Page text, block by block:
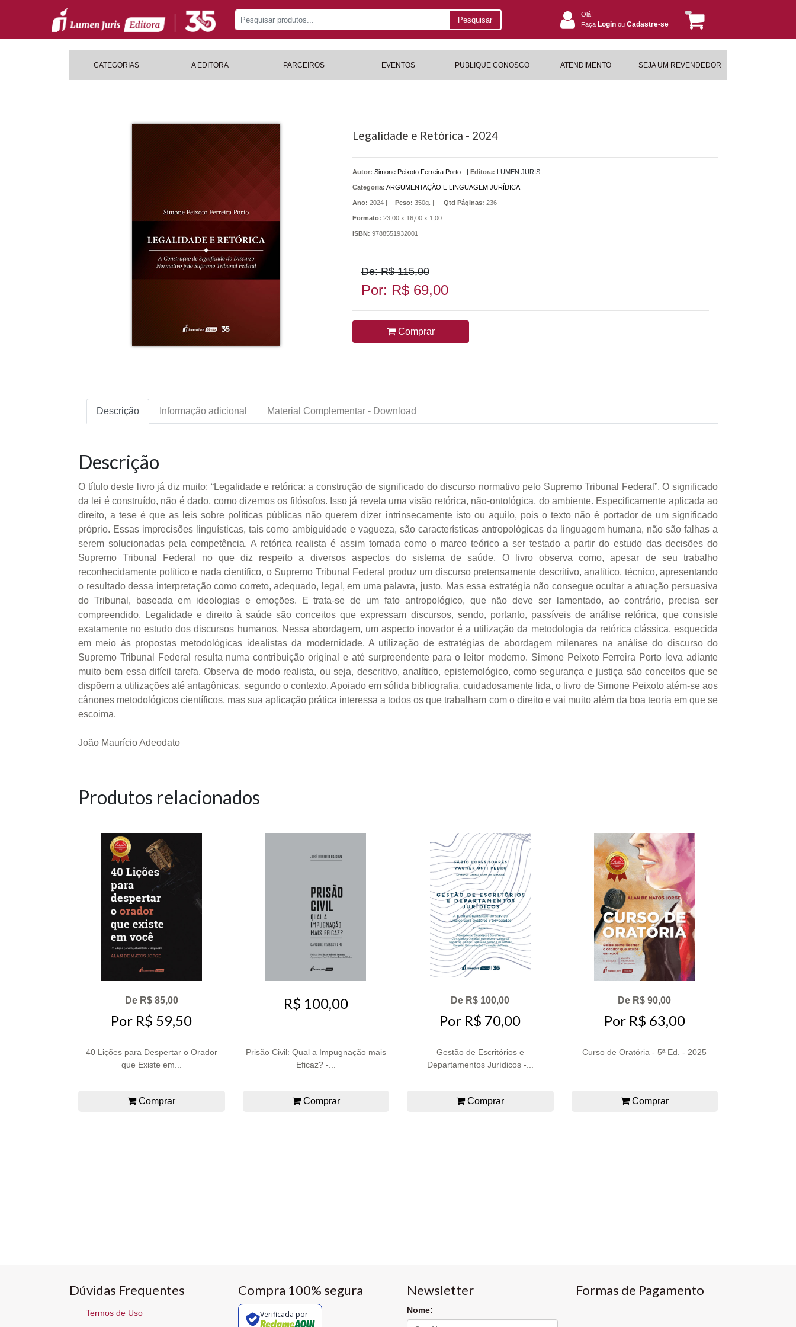
Pesquisar
Olá!
Faça Login ou Cadastre-se
CATEGORIAS A EDITORA PARCEIROS EVENTOS PUBLIQUE CONOSCO ATENDIMENTO SEJA UM REVENDEDOR
Legalidade e Retórica - 2024
Autor: Simone Peixoto Ferreira Porto | Editora: LUMEN JURIS
Categoria: ARGUMENTAÇÃO E LINGUAGEM JURÍDICA
Ano: 2024 | Peso: 350g. | Qtd Páginas: 236
Formato: 23,00 x 16,00 x 1,00
ISBN: 9788551932001
De: R$ 115,00
Por: R$ 69,00
Comprar
Descrição Informação adicional Material Complementar - Download
Descrição
O título deste livro já diz muito: “Legalidade e retórica: a construção de significado do discurso normativo pelo Supremo Tribunal Federal”. O significado
da lei é construído, não é dado, como dizemos os filósofos. Isso já revela uma visão retórica, não-ontológica, do ambiente. Especificamente aplicada ao
direito, a tese é que as leis sobre políticas públicas não querem dizer intrinsecamente isto ou aquilo, pois o texto não é portador de um significado
próprio. Essas imprecisões linguísticas, tais como ambiguidade e vagueza, são características antropológicas da linguagem humana, não são falhas a
serem solucionadas pela competência. A retórica realista é assim tomada como o marco teórico a ser testado a partir do estudo das decisões do
Supremo Tribunal Federal no que diz respeito a diversos aspectos do sistema de saúde. O livro observa como, apesar de seu trabalho
reconhecidamente político e nada científico, o Supremo Tribunal Federal produz um discurso pretensamente descritivo, analítico, técnico, apresentando
o resultado dessa interpretação como correto, adequado, legal, em uma palavra, justo. Mas essa estratégia não consegue ocultar a atuação persuasiva
do Tribunal, baseada em ideologias e emoções. E trata-se de um fato antropológico, que não deve ser lamentado, ao contrário, precisa ser
compreendido. Legalidade e direito à saúde são conceitos que expressam discursos, sendo, portanto, passíveis de análise retórica, que consiste
exatamente no estudo dos discursos humanos. Nessa abordagem, um aspecto inovador é a utilização da metodologia da retórica clássica, esquecida
em meio às propostas metodológicas idealistas da modernidade. A utilização de estratégias de abordagem milenares na análise do discurso do
Supremo Tribunal Federal resulta numa contribuição original e até surpreendente para o leitor moderno. Simone Peixoto Ferreira Porto leva adiante
muito bem essa difícil tarefa. Observa de modo realista, ou seja, descritivo, analítico, epistemológico, como segurança e justiça são conceitos que se
dispõem a utilizações até antagônicas, segundo o contexto. Apoiado em sólida bibliografia, cuidadosamente lida, o livro de Simone Peixoto atém-se aos
cânones metodológicos científicos, mas sua aplicação prática interessa a todos os que trabalham com o direito e vai muito além da boa teoria em que se
escoima.
João Maurício Adeodato
Produtos relacionados
De R$ 85,00
Por R$ 59,50
40 Lições para Despertar o Orador
que Existe em...
Comprar
R$ 100,00
Prisão Civil: Qual a Impugnação mais
Eficaz? -...
Comprar
De R$ 100,00
Por R$ 70,00
Gestão de Escritórios e
Departamentos Jurídicos -...
Comprar
De R$ 90,00
Por R$ 63,00
Curso de Oratória - 5ª Ed. - 2025
Comprar
Dúvidas Frequentes
Termos de Uso
Compra 100% segura
Verificada por
Newsletter
Nome:
Formas de Pagamento